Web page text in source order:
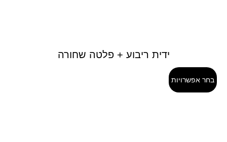
ידית ריבוע + פלטה שחורה
בחר אפשרויות